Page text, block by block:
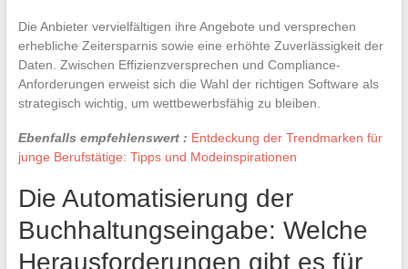
Die Anbieter vervielfältigen ihre Angebote und versprechen
erhebliche Zeitersparnis sowie eine erhöhte Zuverlässigkeit der
Daten. Zwischen Effizienzversprechen und Compliance-
Anforderungen erweist sich die Wahl der richtigen Software als
strategisch wichtig, um wettbewerbsfähig zu bleiben.
Ebenfalls empfehlenswert : Entdeckung der Trendmarken für
junge Berufstätige: Tipps und Modeinspirationen
Die Automatisierung der
Buchhaltungseingabe: Welche
Herausforderungen gibt es für